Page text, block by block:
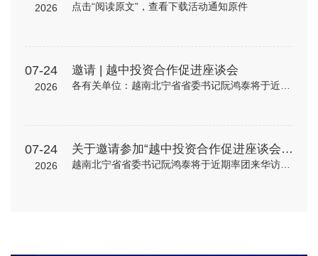
2026 点击“阅读原文”，查看下载活动通知原件
07-24
2026
邀请 | 越中投资合作促进座谈会
各有关单位：越南北宁省省委书记阮鸿泰将于近期率团来华访问。北宁省是越南重要的工业制造与出口基地，在全球电子、高新科技及智能制造领域形成了一定产业规模。依托其地理位置、基础设施以及当地政府“与企业同行”...
07-24
2026
关于邀请参加“越中投资合作促进座谈会”的通知
越南北宁省省委书记阮鸿泰将于近期率团来华访问。北宁省是越南重要的工业制造与出口基地，在全球电子、高新科技及智能制造领域形成了一定产业规模。依托其地理位置、基础设施以及当地政府“与企业同行”的投资服务配套机制，北宁省已吸引多家跨国企业入驻，成为外资企业在越南布局的重要选项之一。 为进一步促进中国与越南地方政府间经贸交流合作，加强中国企业对越南北宁省贸易投资环境的了解，北宁省人民委员会和越南驻华大使馆将于8月24日（星期一）在北京共同举办“越中投资合作促进座谈会-北宁省:携手同行共创未来”。会议包括相关领导致辞、北宁省推介片、投资政策推介、实践案例分享、投资证书颁发仪式、省领导总结发言等多个环节，具体安排请见附件活动初步议程。 近年来，机电商会受邀配合越南方面举办多场投资、贸易与旅游促进活动，为两国企业搭建对接平台，推动了双边在经贸、投资等领域的务实合作。受越南驻华使馆委托，机电商会将再次支持本次活动，现邀请与北宁省重点合作领域相关的企业参会并开展交流。请有意参会的企业于8月19日前打开下方链接，或扫描下方二维码在线报名。我会将根据使馆要求进行企业适配度审核，最终参会请以我会邮件通知为准。